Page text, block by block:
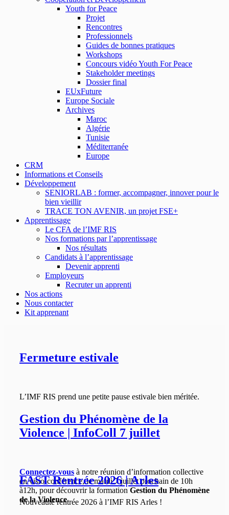
Youth for Peace
Projet
Rencontres
Professionnels
Guides de bonnes pratiques
Workshops
Concours vidéo Youth For Peace
Stakeholder meetings
Dossier final
EUxFuture
Europe Sociale
Archives
Maroc
Algérie
Tunisie
Méditerranée
Europe
CRM
Informations et Conseils
Développement
SENIORLAB : former, accompagner, innover pour le
bien vieillir
TRACE TON AVENIR, un projet FSE+
Apprentissage
Le CFA de l’IMF RIS
Nos formations par l’apprentissage
Nos résultats
Candidats à l’apprentissage
Devenir apprenti
Employeurs
Recruter un apprenti
Nos actions
Nous contacter
Kit apprenant
Fermeture estivale
L’IMF RIS prend une petite pause estivale bien méritée.
Gestion du Phénomène de la
Violence | InfoColl 7 juillet
Connectez-vous à notre réunion d’information collective
en visio-conférence, le mardi 7 juillet prochain de 10h
à12h, pour découvrir la formation Gestion du Phénomène
de la Violence.
FAST Rentrée 2026 | Arles
Nouveauté rentrée 2026 à l’IMF RIS Arles !